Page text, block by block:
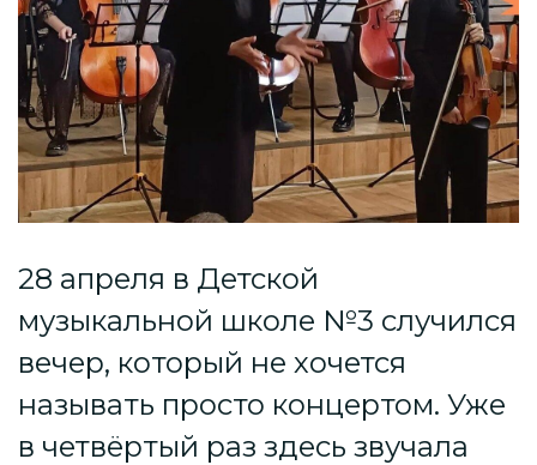
28 апреля в Детской
музыкальной школе №3 случился
вечер, который не хочется
называть просто концертом. Уже
в четвёртый раз здесь звучала